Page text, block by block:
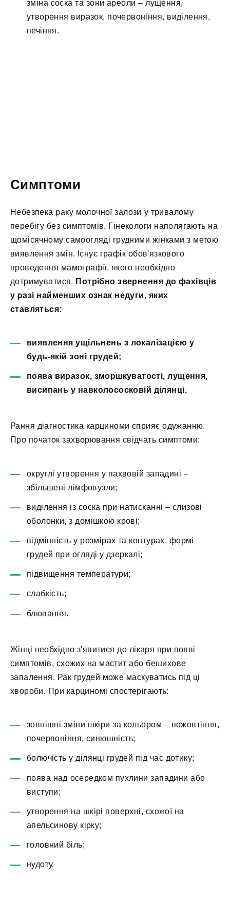
зміна соска та зони ареоли – лущення,
утворення виразок, почервоніння, виділення,
печіння.
Симптоми
Небезпека раку молочної залози у тривалому
перебігу без симптомів. Гінекологи наполягають на
щомісячному самоогляді грудними жінками з метою
виявлення змін. Існує графік обов'язкового
проведення мамографії, якого необхідно
дотримуватися. Потрібно звернення до фахівців
у разі найменших ознак недуги, яких
ставляться:
виявлення ущільнень з локалізацією у
будь-якій зоні грудей;
поява виразок, зморшкуватості, лущення,
висипань у навколососковій ділянці.
Рання діагностика карциноми сприяє одужанню.
Про початок захворювання свідчать симптоми:
округлі утворення у пахвовій западині –
збільшені лімфовузли;
виділення із соска при натисканні – слизові
оболонки, з домішкою крові;
відмінність у розмірах та контурах, формі
грудей при огляді у дзеркалі;
підвищення температури;
слабкість;
блювання.
Жінці необхідно з'явитися до лікаря при появі
симптомів, схожих на мастит або бешихове
запалення. Рак грудей може маскуватись під ці
хвороби. При карциномі спостерігають:
зовнішні зміни шкіри за кольором – пожовтіння,
почервоніння, синюшність;
болючість у ділянці грудей під час дотику;
поява над осередком пухлини западини або
виступи;
утворення на шкірі поверхні, схожої на
апельсинову кірку;
головний біль;
нудоту.